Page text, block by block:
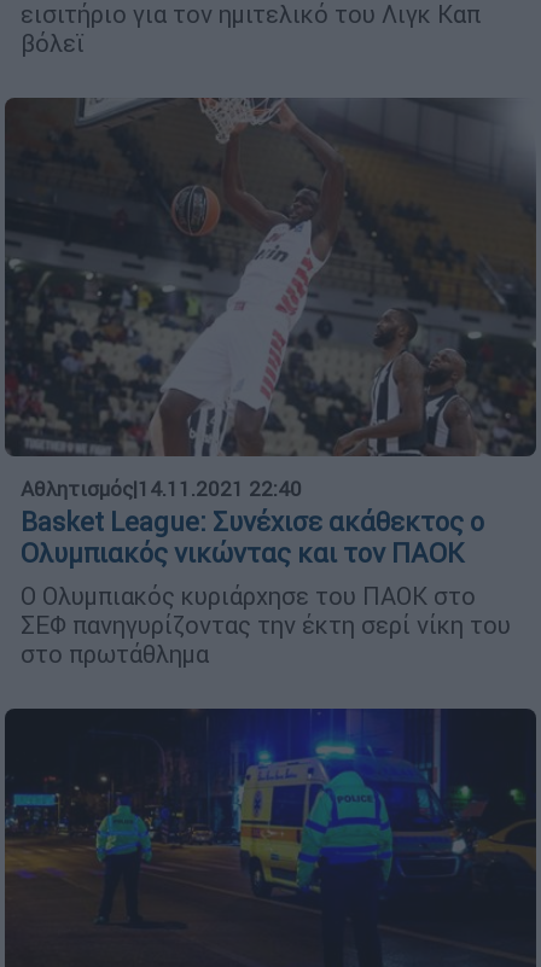
εισιτήριο για τον ημιτελικό του Λιγκ Καπ
βόλεϊ
Αθλητισμός|14.11.2021 22:40
Basket League: Συνέχισε ακάθεκτος ο
Ολυμπιακός νικώντας και τον ΠΑΟΚ
Ο Ολυμπιακός κυριάρχησε του ΠΑΟΚ στο
ΣΕΦ πανηγυρίζοντας την έκτη σερί νίκη του
στο πρωτάθλημα